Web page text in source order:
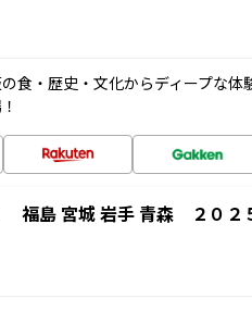
食・歴史・文化からディープな体
島 宮城 岩手 青森 ２０２